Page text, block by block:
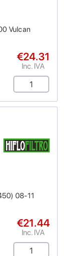
Vulcan
€24.31
Inc. IVA
08-11
€21.44
Inc. IVA